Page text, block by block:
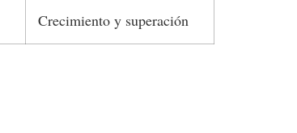
Crecimiento y superación